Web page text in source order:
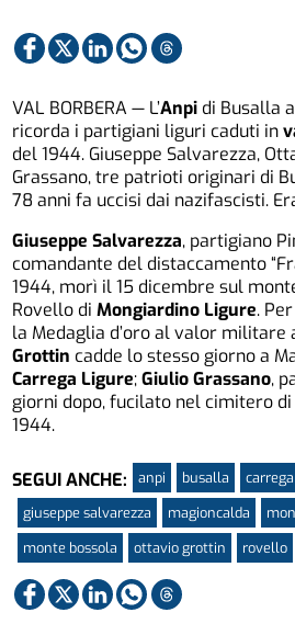
VAL BORBERA — L’Anpi di Busalla
ricorda i partigiani liguri caduti in
del 1944. Giuseppe Salvarezza,
Grassano, tre patrioti originari di
78 anni fa uccisi dai nazifascisti.
Giuseppe Salvarezza, partigiano
comandante del distaccamento
1944, morì il 15 dicembre sul
Rovello diMongiardino Ligure.
la Medaglia d’oro al valor
Grottin cadde lo stesso giorno a
Carrega Ligure;Giulio Grassano,
giorni dopo, fucilato nel cimitero
1944.
SEGUI ANCHE: anpi busalla
giuseppe salvarezza
magioncalda
monte bossola
ottavio grottin rovello